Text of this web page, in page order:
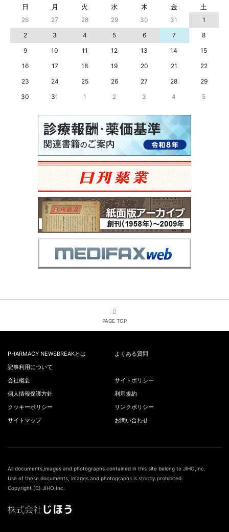
日 月 火 水 木 金 土
26 27 28 29 30 31
1
2
3 4 5 6 7
8
9
10 11 12 13 14
15
16
17 18 19 20 21
22
23
24 25 26 27 28
29
30
31 1 2 3 4 5
PAGE TOP
PHARMACY NEWSBREAKとは
よくある質問
記事利用について
会社概要
サイトポリシー
個人情報保護方針
利用規約
クッキーポリシー
リンクポリシー
サイトマップ
お問い合わせ
All documents,images and photographs contained in this site belong to JIHO,Inc.
Use of these documents, images and photographs is strictly prohibited.
Copyright (C) JIHO,Inc.